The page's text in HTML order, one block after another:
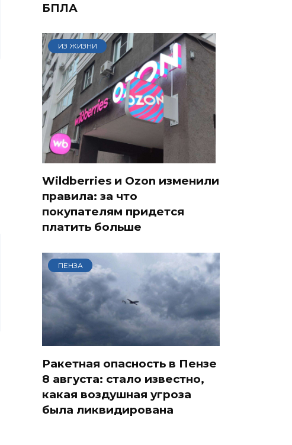
БПЛА
ИЗ ЖИЗНИ
Wildberries и Ozon изменили
правила: за что
покупателям придется
платить больше
ПЕНЗА
Ракетная опасность в Пензе
8 августа: стало известно,
какая воздушная угроза
была ликвидирована